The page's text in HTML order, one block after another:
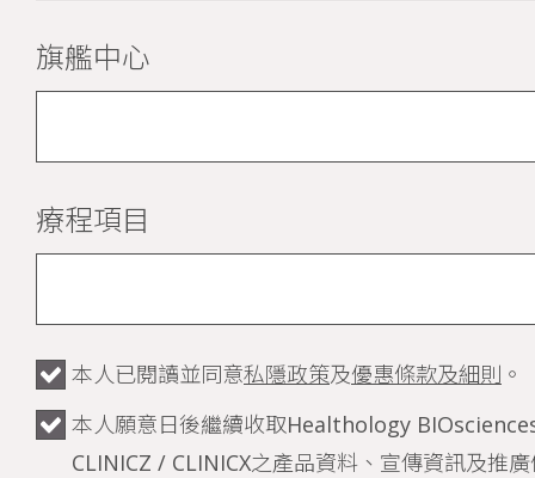
旗艦中心
療程項目
本人已閱讀並同意私隱政策及優惠條款及細則 。
本人願意日後繼續收取Healthology
CLINICZ / CLINICX之產品資料、宣傳資訊及推